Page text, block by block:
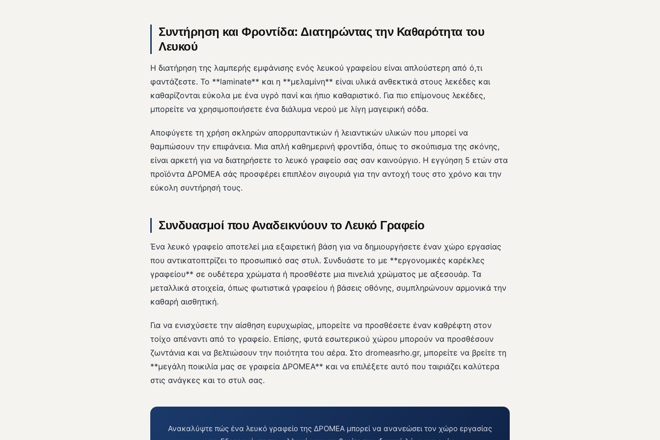
Συντήρηση και Φροντίδα: Διατηρώντας την Καθαρότητα του
Λευκού
Η διατήρηση της λαμπερής εμφάνισης ενός λευκού γραφείου είναι απλούστερη από ό,τι
φαντάζεστε. Το **laminate** και η **μελαμίνη** είναι υλικά ανθεκτικά στους λεκέδες και
καθαρίζονται εύκολα με ένα υγρό πανί και ήπιο καθαριστικό. Για πιο επίμονους λεκέδες,
μπορείτε να χρησιμοποιήσετε ένα διάλυμα νερού με λίγη μαγειρική σόδα.
Αποφύγετε τη χρήση σκληρών απορρυπαντικών ή λειαντικών υλικών που μπορεί να
θαμπώσουν την επιφάνεια. Μια απλή καθημερινή φροντίδα, όπως το σκούπισμα της σκόνης,
είναι αρκετή για να διατηρήσετε το λευκό γραφείο σας σαν καινούργιο. Η εγγύηση 5 ετών στα
προϊόντα ΔΡΟΜΕΑ σάς προσφέρει επιπλέον σιγουριά για την αντοχή τους στο χρόνο και την
εύκολη συντήρησή τους.
Συνδυασμοί που Αναδεικνύουν το Λευκό Γραφείο
Ένα λευκό γραφείο αποτελεί μια εξαιρετική βάση για να δημιουργήσετε έναν χώρο εργασίας
που αντικατοπτρίζει το προσωπικό σας στυλ. Συνδυάστε το με **εργονομικές καρέκλες
γραφείου** σε ουδέτερα χρώματα ή προσθέστε μια πινελιά χρώματος με αξεσουάρ. Τα
μεταλλικά στοιχεία, όπως φωτιστικά γραφείου ή βάσεις οθόνης, συμπληρώνουν αρμονικά την
καθαρή αισθητική.
Για να ενισχύσετε την αίσθηση ευρυχωρίας, μπορείτε να προσθέσετε έναν καθρέφτη στον
τοίχο απέναντι από το γραφείο. Επίσης, φυτά εσωτερικού χώρου μπορούν να προσθέσουν
ζωντάνια και να βελτιώσουν την ποιότητα του αέρα. Στο dromeasrho.gr, μπορείτε να βρείτε τη
**μεγάλη ποικιλία μας σε γραφεία ΔΡΟΜΕΑ** και να επιλέξετε αυτό που ταιριάζει καλύτερα
στις ανάγκες και το στυλ σας.
Ανακαλύψτε πώς ένα λευκό γραφείο της ΔΡΟΜΕΑ μπορεί να ανανεώσει τον χώρο εργασίας